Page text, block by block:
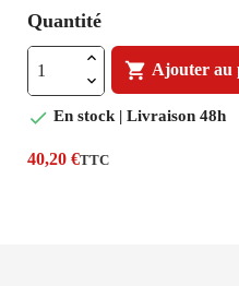
Quantité
 Ajouter au
 En stock | Livraison 48h
40,20 €TTC